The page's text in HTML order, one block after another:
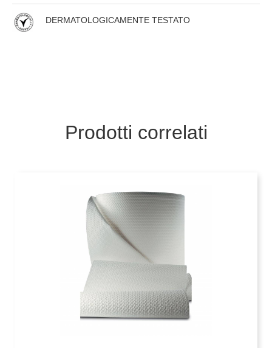
DERMATOLOGICAMENTE TESTATO
Prodotti correlati